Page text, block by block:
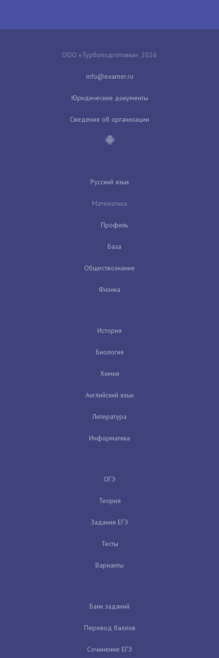
ООО «Турбоподготовка», 2026
Юридические документы
Сведения об организации
Русский язык
Математика
Профиль
База
Обществознание
Физика
История
Биология
Химия
Английский язык
Литература
Информатика
ОГЭ
Теория
Задания ЕГЭ
Тесты
Варианты
Банк заданий
Перевод баллов
Сочинение ЕГЭ